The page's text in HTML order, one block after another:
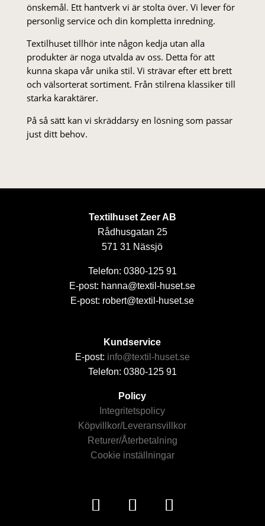
önskemål. Ett hantverk vi är stolta över. Vi lever för
personlig service och din kompletta inredning.
Textilhuset tillhör inte någon kedja utan alla
produkter är noga utvalda av oss. Detta för att
kunna skapa vår unika stil. Vi strä­var efter ett brett
och välsorterat sor­ti­ment. Från stil­rena klas­siker till
starka karaktärer.
På så sätt kan vi skräddarsy en lösning som passar
just ditt behov.
Textilhuset Zeer AB
Rådhusgatan 25
571 31 Nässjö
Telefon: 0380-125 91
E-post: hanna@textil-huset.se
E-post: robert@textil-huset.se
Kundservice
E-post: info@textil-huset.se
Telefon: 0380-125 91
Policy
Integritetspolicy
Köpvillkor/Leveransvillkor
Returer/Återbetalning
Cookie inställningar